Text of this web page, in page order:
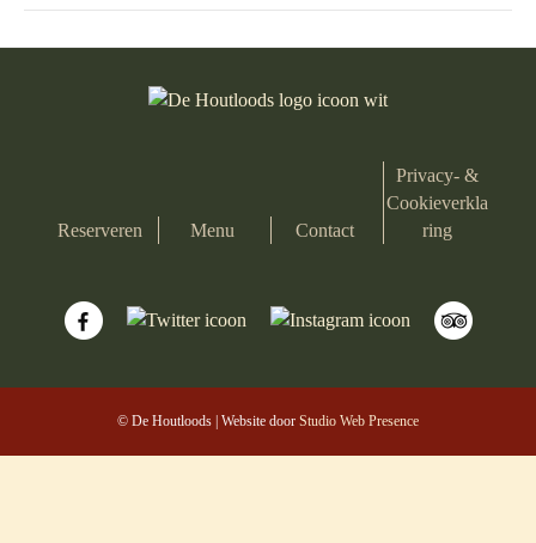
Reserveren Menu Contact
Privacy- &
Cookieverkla
ring
© De Houtloods | Website door Studio Web Presence